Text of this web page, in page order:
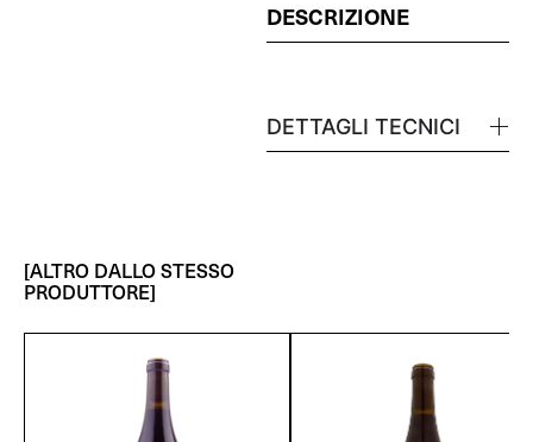
DESCRIZIONE
DETTAGLI TECNICI
[ALTRO DALLO STESSO
PRODUTTORE]